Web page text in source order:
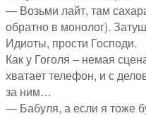
— Возьми лайт, там
обратно в монолог).
Идиоты, прости Господи.
Как у Гоголя – немая
хватает телефон, и с
за ним…
— Бабуля, а если я тоже